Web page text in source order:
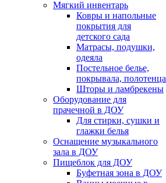
Мягкий инвентарь
Ковры и напольные
покрытия для
детского сада
Матрасы, подушки,
одеяла
Постельное белье,
покрывала, полотенца
Шторы и ламбрекены
Оборудование для
прачечной в ДОУ
Для стирки, сушки и
глажки белья
Оснащение музыкального
зала в ДОУ
Пищеблок для ДОУ
Буфетная зона в ДОУ